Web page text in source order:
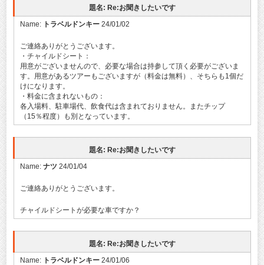
題名: Re:お聞きしたいです
Name:
トラベルドンキー24/01/02
ご連絡ありがとうございます。
・チャイルドシート：
用意がございませんので、必要な場合は持参して頂く必要がございま
す。用意があるツアーもございますが（料金は無料）、そちらも1個だ
けになります。
・料金に含まれないもの：
各入場料、駐車場代、飲食代は含まれておりません。またチップ
（15％程度）も別となっています。
題名: Re:お聞きしたいです
Name: ナツ24/01/04
ご連絡ありがとうございます。
チャイルドシートが必要な車ですか？
題名: Re:お聞きしたいです
Name:
トラベルドンキー24/01/06